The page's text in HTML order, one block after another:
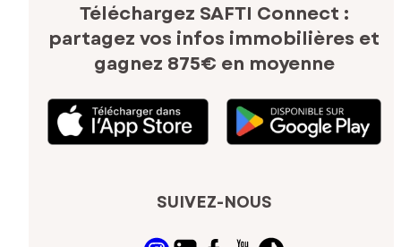
Téléchargez SAFTI Connect :
partagez vos infos immobilières et
gagnez 875€ en moyenne
SUIVEZ-NOUS